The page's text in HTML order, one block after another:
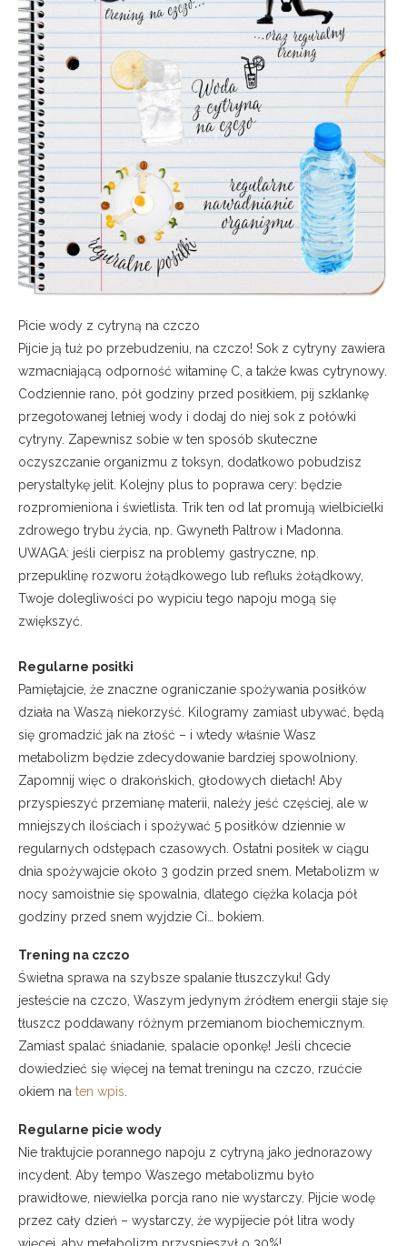
Picie wody z cytryną na czczo
Pijcie ją tuż po przebudzeniu, na czczo! Sok z cytryny zawiera
wzmacniającą odporność witaminę C, a także kwas cytrynowy.
Codziennie rano, pół godziny przed posiłkiem, pij szklankę
przegotowanej letniej wody i dodaj do niej sok z połówki
cytryny. Zapewnisz sobie w ten sposób skuteczne
oczyszczanie organizmu z toksyn, dodatkowo pobudzisz
perystaltykę jelit. Kolejny plus to poprawa cery: będzie
rozpromieniona i świetlista. Trik ten od lat promują wielbicielki
zdrowego trybu życia, np. Gwyneth Paltrow i Madonna.
UWAGA: jeśli cierpisz na problemy gastryczne, np.
przepuklinę rozworu żołądkowego lub refluks żołądkowy,
Twoje dolegliwości po wypiciu tego napoju mogą się
zwiększyć.
Regularne posiłki
Pamiętajcie, że znaczne ograniczanie spożywania posiłków
działa na Waszą niekorzyść. Kilogramy zamiast ubywać, będą
się gromadzić jak na złość – i wtedy właśnie Wasz
metabolizm będzie zdecydowanie bardziej spowolniony.
Zapomnij więc o drakońskich, głodowych dietach! Aby
przyspieszyć przemianę materii, należy jeść częściej, ale w
mniejszych ilościach i spożywać 5 posiłków dziennie w
regularnych odstępach czasowych. Ostatni posiłek w ciągu
dnia spożywajcie około 3 godzin przed snem. Metabolizm w
nocy samoistnie się spowalnia, dlatego ciężka kolacja pół
godziny przed snem wyjdzie Ci… bokiem.
Trening na czczo
Świetna sprawa na szybsze spalanie tłuszczyku! Gdy
jesteście na czczo, Waszym jedynym źródłem energii staje się
tłuszcz poddawany różnym przemianom biochemicznym.
Zamiast spalać śniadanie, spalacie oponkę! Jeśli chcecie
dowiedzieć się więcej na temat treningu na czczo, rzućcie
okiem na ten wpis.
Regularne picie wody
Nie traktujcie porannego napoju z cytryną jako jednorazowy
incydent. Aby tempo Waszego metabolizmu było
prawidłowe, niewielka porcja rano nie wystarczy. Pijcie wodę
przez cały dzień – wystarczy, że wypijecie pół litra wody